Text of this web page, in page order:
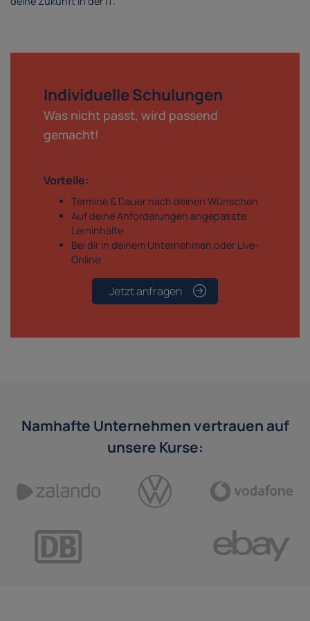
Individuelle Schulungen
Was nicht passt, wird passend
gemacht!
Vorteile:
Termine & Dauer nach deinen Wünschen
Auf deine Anforderungen angepasste
Lerninhalte
Bei dir in deinem Unternehmen oder Live-
Online
Jetzt anfragen
Namhafte Unternehmen vertrauen auf
unsere Kurse: